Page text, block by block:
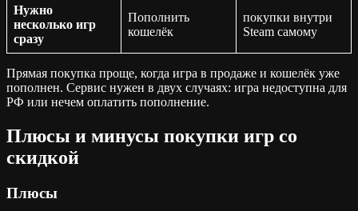
Нужно
несколько игр
сразу
Пополнить
кошелёк
покупки внутри
Steam самому
Прямая покупка проще, когда игра в продаже и кошелёк уже
пополнен. Сервис нужен в двух случаях: игра недоступна для
РФ или нечем оплатить пополнение.
Плюсы и минусы покупки игр со
скидкой
Плюсы